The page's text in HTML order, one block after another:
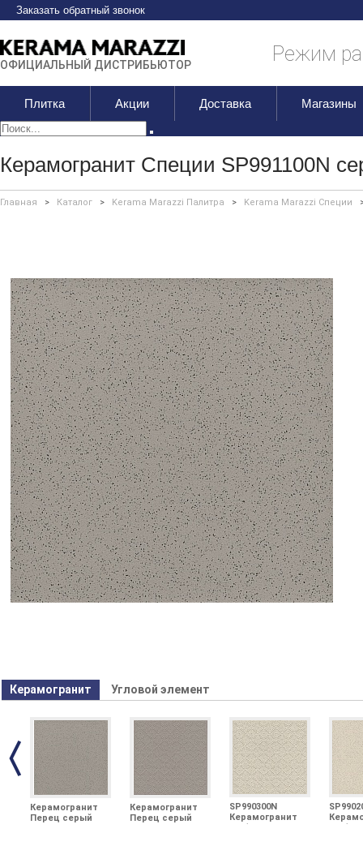
Заказать обратный звонок
ОФИЦИАЛЬНЫЙ ДИСТРИБЬЮТОР Режим
Плитка Акции Доставка Магазины
Керамогранит Специи SP991100N
Главная > Каталог > Kerama Marazzi Палитра > Kerama Marazzi Специи
Керамогранит Угловой элемент
Керамогранит
Перец серый
Керамогранит
Перец серый
SP990300N
Керамогранит
Имбирь